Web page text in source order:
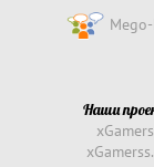
Наши